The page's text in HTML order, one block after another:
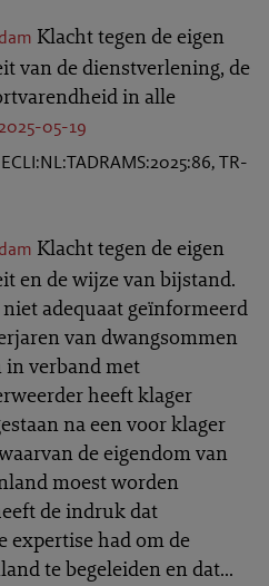
Klacht tegen de eigen
van de dienstverlening, de
in alle
05-19
TR-
Klacht tegen de eigen
en de wijze van bijstand.
adequaat geïnformeerd
van dwangsommen
in verband met
heeft klager
na een voor klager
de eigendom van
moest worden
de indruk dat
expertise had om de
te begeleiden en dat...